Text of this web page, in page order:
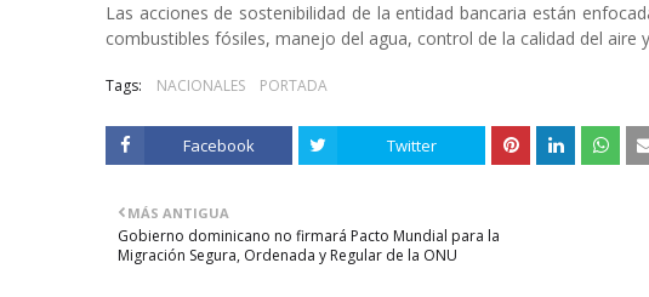
Las acciones de sostenibilidad de la entidad bancaria están
combustibles fósiles, manejo del agua, control de la calidad del aire
Tags: NACIONALES PORTADA
Facebook Twitter
MÁS ANTIGUA
Gobierno dominicano no firmará Pacto Mundial para la
Migración Segura, Ordenada y Regular de la ONU